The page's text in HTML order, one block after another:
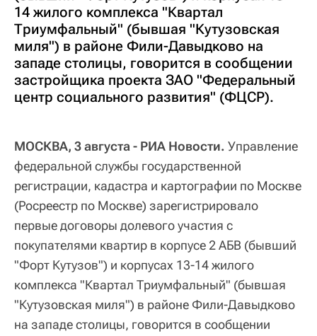
14 жилого комплекса "Квартал
Триумфальный" (бывшая "Кутузовская
миля") в районе Фили-Давыдково на
западе столицы, говорится в сообщении
застройщика проекта ЗАО "Федеральный
центр социального развития" (ФЦСР).
МОСКВА, 3 августа - РИА Новости. Управление
федеральной службы государственной
регистрации, кадастра и картографии по Москве
(Росреестр по Москве) зарегистрировало
первые договоры долевого участия с
покупателями квартир в корпусе 2 АБВ (бывший
"Форт Кутузов") и корпусах 13-14 жилого
комплекса "Квартал Триумфальный" (бывшая
"Кутузовская миля") в районе Фили-Давыдково
на западе столицы, говорится в сообщении